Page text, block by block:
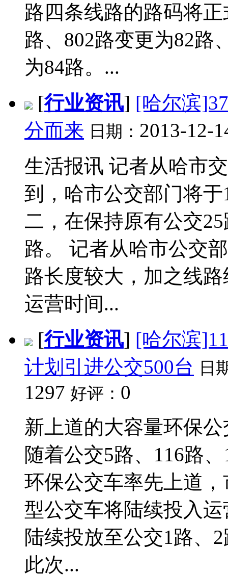
路四条线路的路码将
路、802路变更为82路
为84路。...
[行业资讯] [哈尔滨
分而来 日期： 2013-12-
生活报讯 记者从哈市
到，哈市公交部门将
二，在保持原有公交
路。 记者从哈市公交
路长度较大，加之线
运营时间...
[行业资讯] [哈尔滨
计划引进公交500台 日
1297 好评： 0
新上道的大容量环保
随着公交5路、116路
环保公交车率先上道
型公交车将陆续投入
陆续投放至公交1路、
此次...